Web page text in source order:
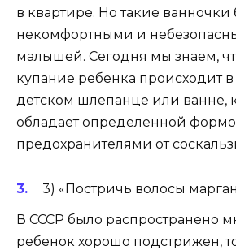
в квартире. Но такие ванночки
некомфортными и
малышей. Сегодня мы знаем,
купание ребенка происходит
детском шлепанце или ванне,
обладает определенной
предохранителями от
3) «Постричь волосы
В СССР было распространено
ребенок хорошо подстрижен,